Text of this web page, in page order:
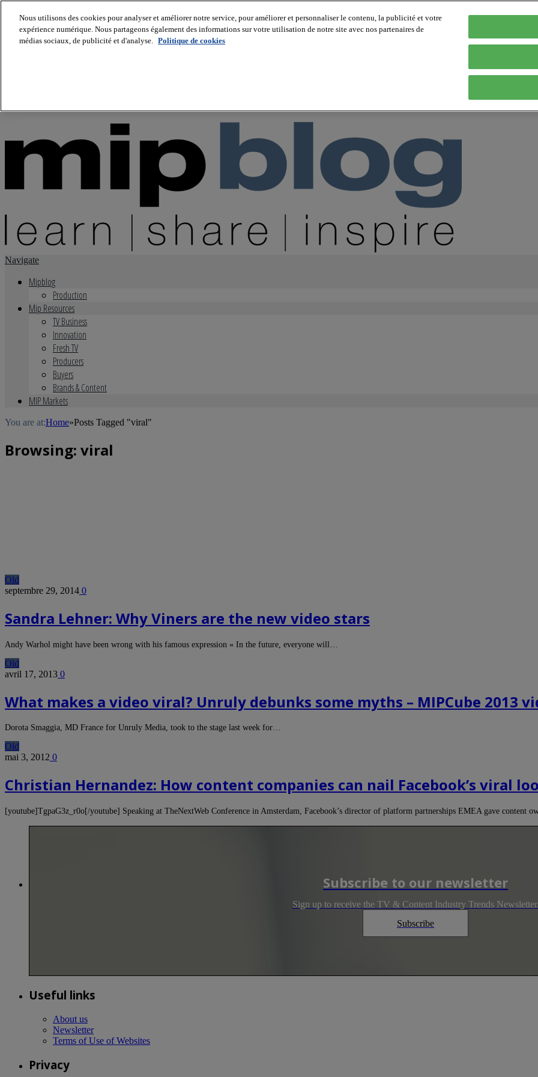
About us
Navigate
Mipblog
Production
Mip Resources
TV Business
Innovation
Fresh TV
Producers
Buyers
Brands & Content
MIP Markets
You are at:Home»Posts Tagged "viral"
Browsing: viral
Old
septembre 29, 2014 0
Sandra Lehner: Why Viners are the new video stars
Andy Warhol might have been wrong with his famous expression « In the future, everyone will…
Old
avril 17, 2013 0
What makes a video viral? Unruly debunks some myths – MIPCube 2013
Dorota Smaggia, MD France for Unruly Media, took to the stage last week for…
Old
mai 3, 2012 0
Christian Hernandez: How content companies can nail Facebook’s viral
[youtube]TgpaG3z_r0o[/youtube] Speaking at TheNextWeb Conference in Amsterdam, Facebook’s director of platform partnerships EMEA gave content
Subscribe to our newsletter
Sign up to receive the TV & Content Industry Trends Newsletter.
Subscribe
Useful links
About us
Newsletter
Terms of Use of Websites
Privacy
Nous utilisons des cookies pour analyser et améliorer notre service, pour améliorer et personnaliser le contenu, la publicité et votre
expérience numérique. Nous partageons également des informations sur votre utilisation de notre site avec nos partenaires de
médias sociaux, de publicité et d'analyse. Politique de cookies